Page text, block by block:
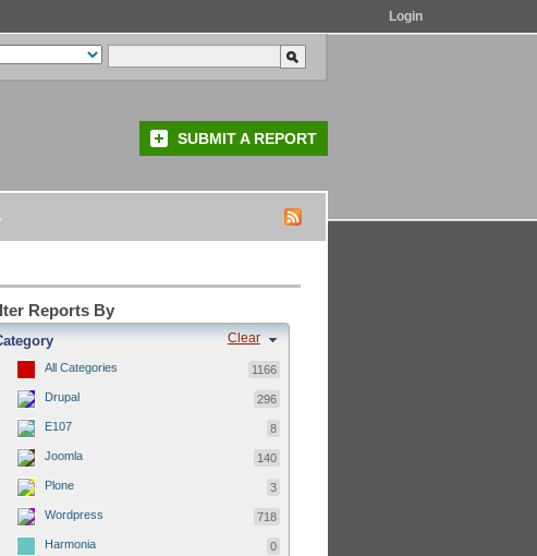
Login
SUBMIT A REPORT
Reports By
Clear
All Categories 1166
Drupal 296
E107 8
Joomla 140
Plone 3
Wordpress 718
Harmonia 0